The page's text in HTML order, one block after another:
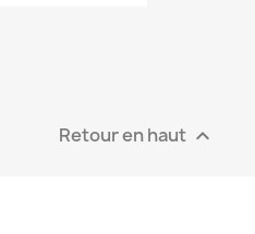
Retour en haut 